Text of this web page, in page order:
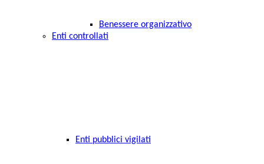
Benessere organizzativo
Enti controllati
Enti pubblici vigilati